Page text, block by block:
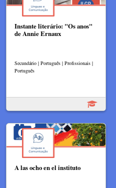
Instante literário: "Os anos"
de Annie Ernaux
Secundário | Português | Profissionais |
Português
A las ocho en el instituto